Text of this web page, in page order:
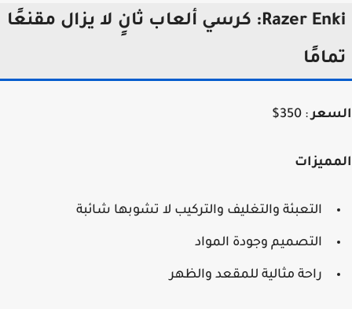
Razer Enki: كرسي ألعاب ثانٍ لا يزال مقنعًا
: 350$
التعبئة والتغليف والتركيب لا تشوبها شائبة
التصميم وجودة المواد
راحة مثالية للمقعد والظهر